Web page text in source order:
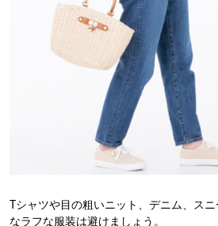
Tシャツや目の粗いニット、デニム、ス
なラフな服装は避けましょう。